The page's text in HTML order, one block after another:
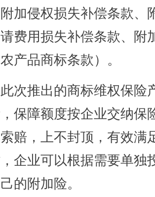
加侵权损失补偿条款、
费用损失补偿条款、附
产品商标条款）。
推出的商标维权保险
保障额度按企业交纳保
赔，上不封顶，有效满
企业可以根据需要单独
的附加险。